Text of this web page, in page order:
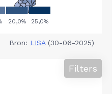
Bron: LISA(30-06-2025)
Filters